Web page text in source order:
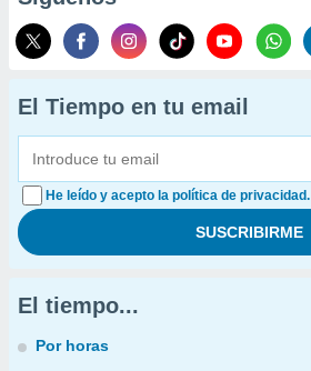
El Tiempo en tu email
He leído y acepto la política de privacidad.
El tiempo...
Por horas